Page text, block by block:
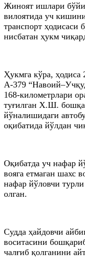
Жиноят ишлари
вилоятида уч
транспорт ҳодисаси
нисбатан ҳукм
Ҳукмга кўра, ҳодиса
А-379
168-километрлари
туғилган Х.Ш.
йўналишидаги
оқибатида йўлдан
Оқибатда уч нафар
вояга етмаган шахс
нафар йўловчи
олган.
Судда ҳайдовчи
воситасини
чалғиб қолганини